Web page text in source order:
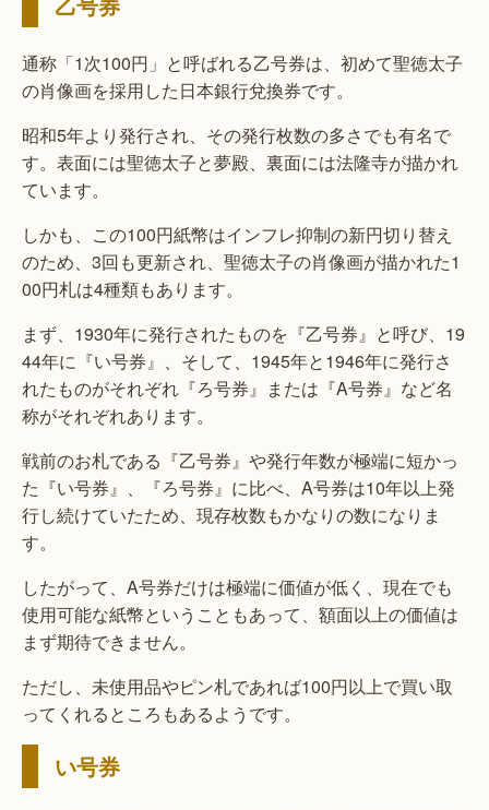
通称「1次100円」と呼ばれる乙号券は、初めて聖徳太子
の肖像画を採用した日本銀行兌換券です。
昭和5年より発行され、その発行枚数の多さでも有名で
す。表面には聖徳太子と夢殿、裏面には法隆寺が描かれ
ています。
しかも、この100円紙幣はインフレ抑制の新円切り替え
のため、3回も更新され、聖徳太子の肖像画が描かれた1
00円札は4種類もあります。
まず、1930年に発行されたものを『乙号券』と呼び、19
44年に『い号券』、そして、1945年と1946年に発行さ
れたものがそれぞれ『ろ号券』または『A号券』など名
称がそれぞれあります。
戦前のお札である『乙号券』や発行年数が極端に短かっ
た『い号券』、『ろ号券』に比べ、A号券は10年以上発
行し続けていたため、現存枚数もかなりの数になりま
す。
したがって、A号券だけは極端に価値が低く、現在でも
使用可能な紙幣ということもあって、額面以上の価値は
まず期待できません。
ただし、未使用品やピン札であれば100円以上で買い取
ってくれるところもあるようです。
い号券